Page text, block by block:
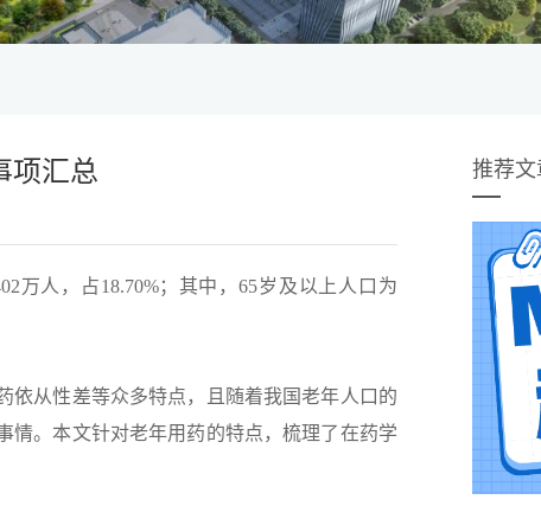
项汇总
万人，占18.70%；其中，65岁及以上人口为
依从性差等众多特点，且随着我国老年人口的
情。本文针对老年用药的特点，梳理了在药学
推荐文